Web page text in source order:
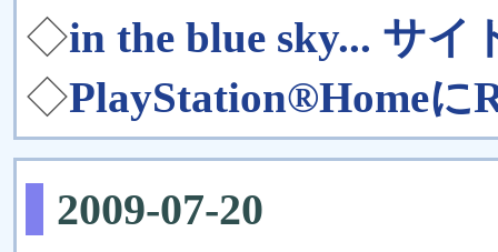
◇in the blue sky... サイ
◇PlayStation®Homeに
2009-07-20